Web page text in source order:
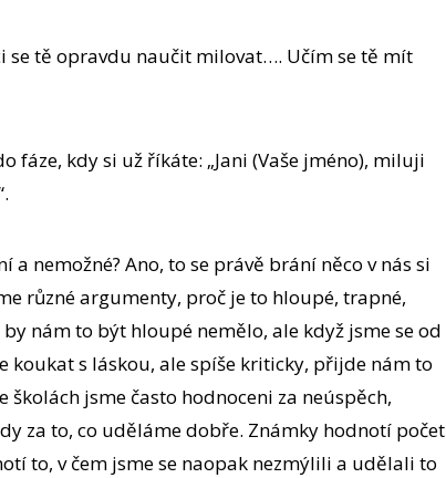
se tě opravdu naučit milovat…. Učím se tě mít
fáze, kdy si už říkáte: „Jani (Vaše jméno), miluji
a nemožné? Ano, to se právě brání něco v nás si
různé argumenty, proč je to hloupé, trapné,
nám to být hloupé nemělo, ale když jsme se od
koukat s láskou, ale spíše kriticky, přijde nám to
školách jsme často hodnoceni za neúspěch,
za to, co uděláme dobře. Známky hodnotí počet
to, v čem jsme se naopak nezmýlili a udělali to